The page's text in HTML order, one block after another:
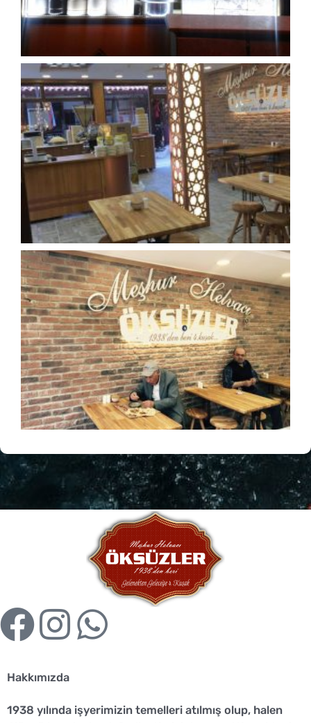
F
c
I
s
W
Hakkımızda
1938 yılında işyerimizin temelleri atılmış olup, halen